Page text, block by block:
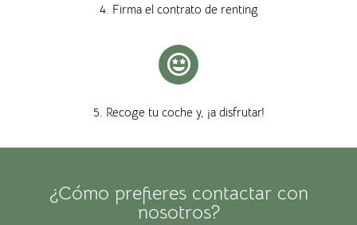
4. Firma el contrato de renting
5. Recoge tu coche y, ¡a disfrutar!
¿Cómo prefieres contactar con
nosotros?